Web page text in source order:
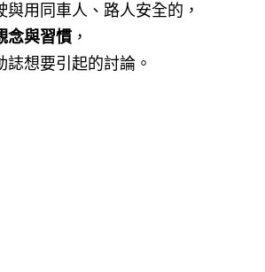
用同車人、路人安全的，
念與習慣 ，
想要引起的討論。